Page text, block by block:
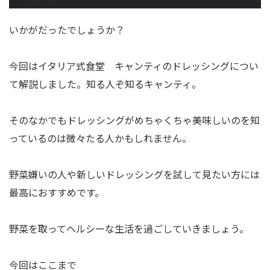
いかがだったでしょうか？
今回はイタリア式食堂 キャンティのドレッシングについ
て解説しました。知る人ぞ知るキャンティ。
そのなかでもドレッシングがめちゃくちゃ美味しいのを知
っているのは微々たる人かもしれません。
野菜嫌いの人や新しいドレッシングを試して見たい方には
最高におすすめです。
野菜を取ってヘルシーな生活を過ごしていきましょう。
今回はここまで